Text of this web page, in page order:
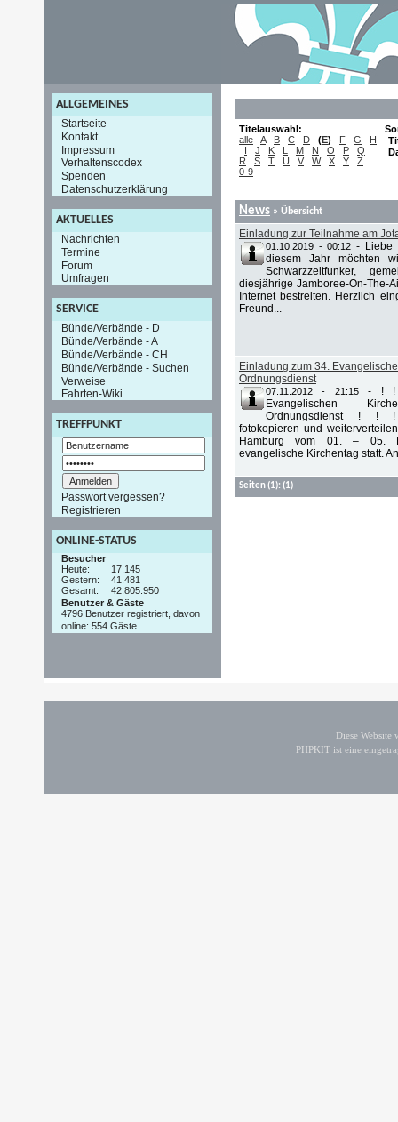
ALLGEMEINES
Startseite
Kontakt
Impressum
Verhaltenscodex
Spenden
Datenschutzerklärung
AKTUELLES
Nachrichten
Termine
Forum
Umfragen
SERVICE
Bünde/Verbände - D
Bünde/Verbände - A
Bünde/Verbände - CH
Bünde/Verbände - Suchen
Verweise
Fahrten-Wiki
TREFFPUNKT
Passwort vergessen?
Registrieren
ONLINE-STATUS
Besucher
Heute:
17.145
Gestern:
41.481
Gesamt:
42.805.950
Benutzer & Gäste
4796 Benutzer registriert, davon
online: 554 Gäste
Titelauswahl:
alle
A B C D (E) F G
H
I
J K L M N O P
Q
R
S T U V W X Y
Z
0-9
News » Übersicht
Einladung zur Teilnahme am
01.10.2019 - 00:12 - Liebe
diesem Jahr möchten
Schwarzzeltfunker,
diesjährige Jamboree-On-The-
Internet bestreiten. Herzlich
Freund...
Einladung zum 34.
Ordnungsdienst
07.11.2012 - 21:15- ! !
Evangelischen
Ordnungsdienst ! ! !
fotokopieren und
Hamburg vom 01. – 05.
evangelische Kirchentag statt.
Seiten(1): (1)
Diese
PHPKIT ist eine